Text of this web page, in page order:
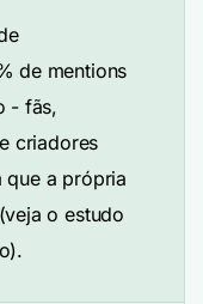
de mentions
- fãs,
criadores
que a própria
o estudo